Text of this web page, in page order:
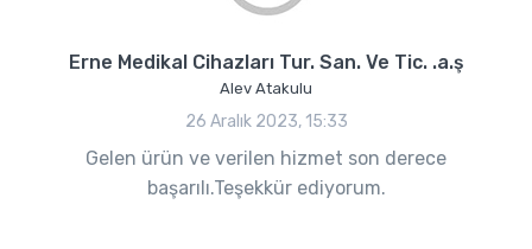
Erne Medikal Cihazları Tur. San. Ve Tic. .a.ş
Alev Atakulu
26 Aralık 2023, 15:33
Gelen ürün ve verilen hizmet son derece
başarılı.Teşekkür ediyorum.